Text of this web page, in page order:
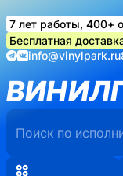
7 лет работы, 400+
Бесплатная
info@vinylpark.ru